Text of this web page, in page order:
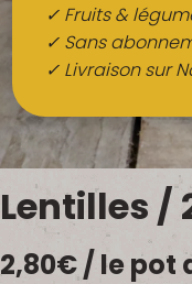
Lentilles /
2,80€/ le pot
✓ Fruits &
✓ Sans
✓ Livraison sur